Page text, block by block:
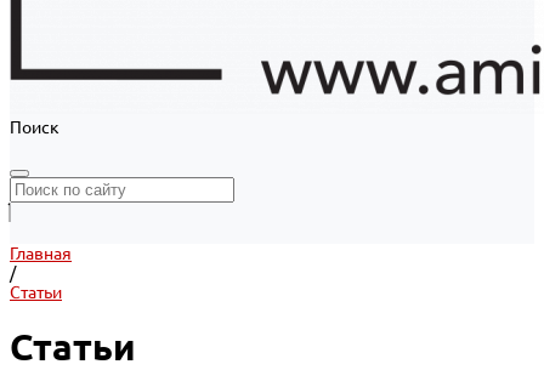
Поиск
Главная
/
Статьи
Статьи